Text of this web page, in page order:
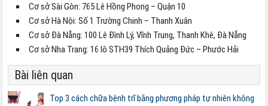
Cơ sở Sài Gòn: 765 Lê Hồng Phong – Quận 10
Cơ sở Hà Nội: Số 1 Trường Chinh – Thanh Xuân
Cơ sở Đà Nẵng: 100 Lê Đình Lý, Vĩnh Trung, Thanh Khê, Đà Nẵng
Cơ sở Nha Trang: 16 lô STH39 Thích Quảng Đức – Phước Hải
Bài liên quan
Top 3 cách chữa bệnh trĩ bằng phương pháp tự nhiên không